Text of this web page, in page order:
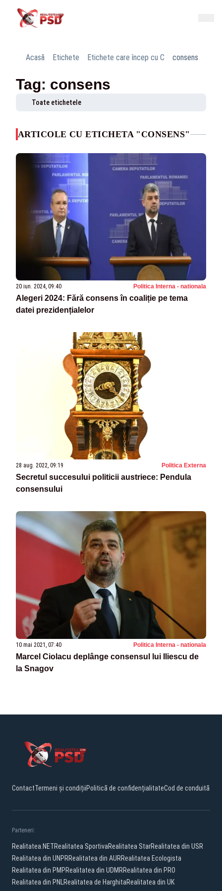
Acasă Etichete Etichete care încep cu C consens
Tag: consens
Toate etichetele
ARTICOLE CU ETICHETA "CONSENS"
20 iun. 2024, 09:40 Politica Interna - nationala
Alegeri 2024: Fără consens în coaliție pe tema
datei prezidențialelor
28 aug. 2022, 09:19 Politica Externa
Secretul succesului politicii austriece: Pendula
consensului
10 mai 2021, 07:40 Politica Interna - nationala
Marcel Ciolacu deplânge consensul lui Iliescu de
la Snagov
ContactTermeni și condițiiPolitică de confidențialitateCod de conduită
Parteneri:
Realitatea.NETRealitatea SportivaRealitatea StarRealitatea din USR
Realitatea din UNPRRealitatea din AURRealitatea Ecologista
Realitatea din PMPRealitatea din UDMRRealitatea din PRO
Realitatea din PNLRealitatea de HarghitaRealitatea din UK